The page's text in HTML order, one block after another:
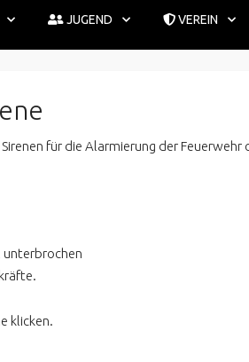
JUGEND VEREIN
für die Alarmierung der
unterbrochen
klicken.